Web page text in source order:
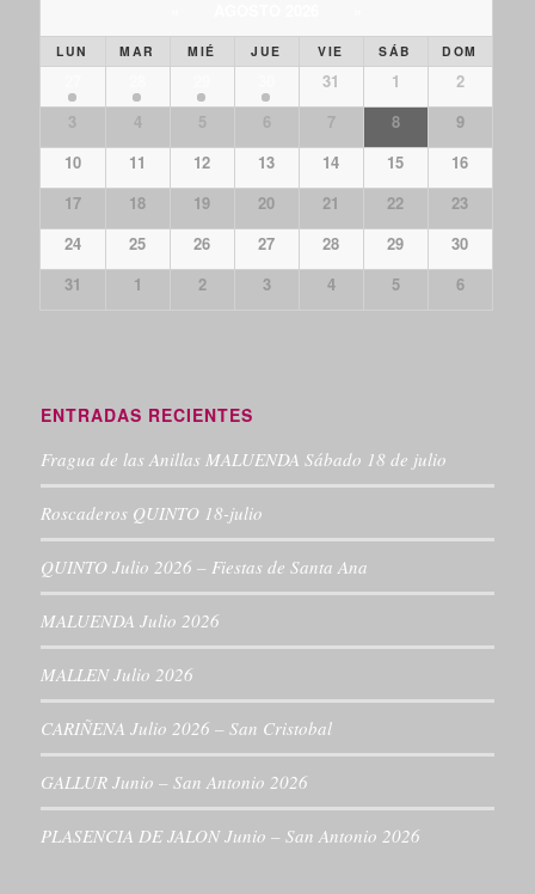
LUN MAR MIÉ JUE VIE SÁB DOM
31 1
2
3
4 5 6 7 8
9
10
11 12 13 14 15
16
17
18 19 20 21 22
23
24
25 26 27 28 29
30
31
1 2 3 4 5 6
ENTRADAS RECIENTES
Fragua de las Anillas MALUENDA Sábado 18 de julio
Roscaderos QUINTO 18-julio
QUINTO Julio 2026 – Fiestas de Santa Ana
MALUENDA Julio 2026
MALLEN Julio 2026
CARIÑENA Julio 2026 – San Cristobal
GALLUR Junio – San Antonio 2026
PLASENCIA DE JALON Junio – San Antonio 2026